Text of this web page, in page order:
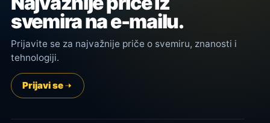
svemira na e-mailu.
Prijavite se za najvažnije priče o svemiru, znanosti i
tehnologiji.
Prijavi se